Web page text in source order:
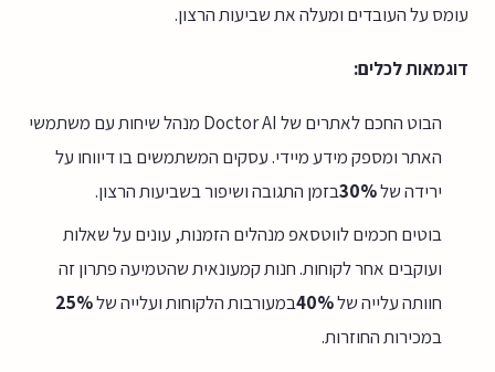
עומס על העובדים ומעלה את שביעות הרצון.
דוגמאות לכלים:
הבוט החכם לאתרים של Doctor AI מנהל שיחות עם משתמשי
האתר ומספק מידע מיידי. עסקים המשתמשים בו דיווחו על
ירידה של30%בזמן התגובה ושיפור בשביעות הרצון.
בוטים חכמים לווטסאפ מנהלים הזמנות, עונים על שאלות
ועוקבים אחר לקוחות. חנות קמעונאית שהטמיעה פתרון זה
חוותה עלייה של40%במעורבות הלקוחות ועלייה של25%
במכירות החוזרות.